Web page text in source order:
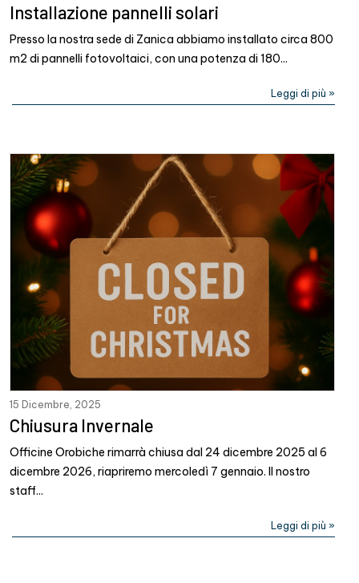
Installazione pannelli solari
Presso la nostra sede di Zanica abbiamo installato circa 800
m2 di pannelli fotovoltaici, con una potenza di 180...
Leggi di più »
15 Dicembre, 2025
Chiusura Invernale
Officine Orobiche rimarrà chiusa dal 24 dicembre 2025 al 6
dicembre 2026, riapriremo mercoledì 7 gennaio. Il nostro
staff...
Leggi di più »